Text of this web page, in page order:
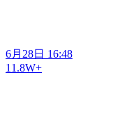
6月28日 16:48
11.8W+